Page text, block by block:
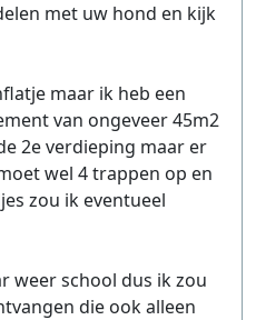
met uw hond en kijk
maar ik heb een
van ongeveer 45m2
2e verdieping maar er
wel 4 trappen op en
zou ik eventueel
weer school dus ik zou
die ook alleen